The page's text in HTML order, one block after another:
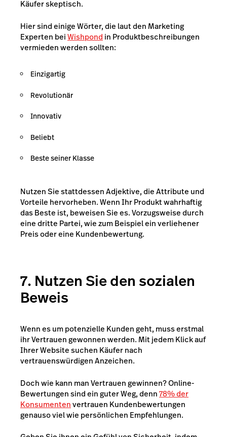
Käufer skeptisch.
Hier sind einige Wörter, die laut den Marketing
Experten beiWishpond in Produktbeschreibungen
vermieden werden sollten:
Einzigartig
Revolutionär
Innovativ
Beliebt
Beste seiner Klasse
Nutzen Sie stattdessen Adjektive, die Attribute und
Vorteile hervorheben. Wenn Ihr Produkt wahrhaftig
das Beste ist, beweisen Sie es. Vorzugsweise durch
eine dritte Partei, wie zum Beispiel ein verliehener
Preis oder eine Kundenbewertung.
7. Nutzen Sie den sozialen
Beweis
Wenn es um potenzielle Kunden geht, muss erstmal
ihr Vertrauen gewonnen werden. Mit jedem Klick auf
Ihrer Website suchen Käufer nach
vertrauenswürdigen Anzeichen.
Doch wie kann man Vertrauen gewinnen? Online-
Bewertungen sind ein guter Weg, denn78% der
Konsumentenvertrauen Kundenbewertungen
genauso viel wie persönlichen Empfehlungen.